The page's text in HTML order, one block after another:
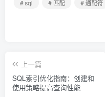
# sql
# 匹配 # 通配符
上一篇
SQL索引优化指南：创建和
使用策略提高查询性能